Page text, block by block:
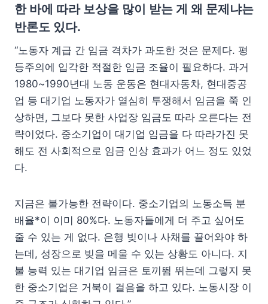
한 바에 따라 보상을 많이 받는 게 왜 문제냐는
반론도 있다.
“노동자 계급 간 임금 격차가 과도한 것은 문제다. 평
등주의에 입각한 적절한 임금 조율이 필요하다. 과거
1980~1990년대 노동 운동은 현대자동차, 현대중공
업 등 대기업 노동자가 열심히 투쟁해서 임금을 쭉 인
상하면, 그보다 못한 사업장 임금도 따라 오른다는 전
략이었다. 중소기업이 대기업 임금을 다 따라가진 못
해도 전 사회적으로 임금 인상 효과가 어느 정도 있었
다.
지금은 불가능한 전략이다. 중소기업의 노동소득 분
배율*이 이미 80%다. 노동자들에게 더 주고 싶어도
줄 수 있는 게 없다. 은행 빚이나 사채를 끌어와야 하
는데, 성장으로 빚을 메울 수 있는 상황도 아니다. 지
불 능력 있는 대기업 임금은 토끼뜀 뛰는데 그렇지 못
한 중소기업은 거북이 걸음을 하고 있다. 노동시장 이